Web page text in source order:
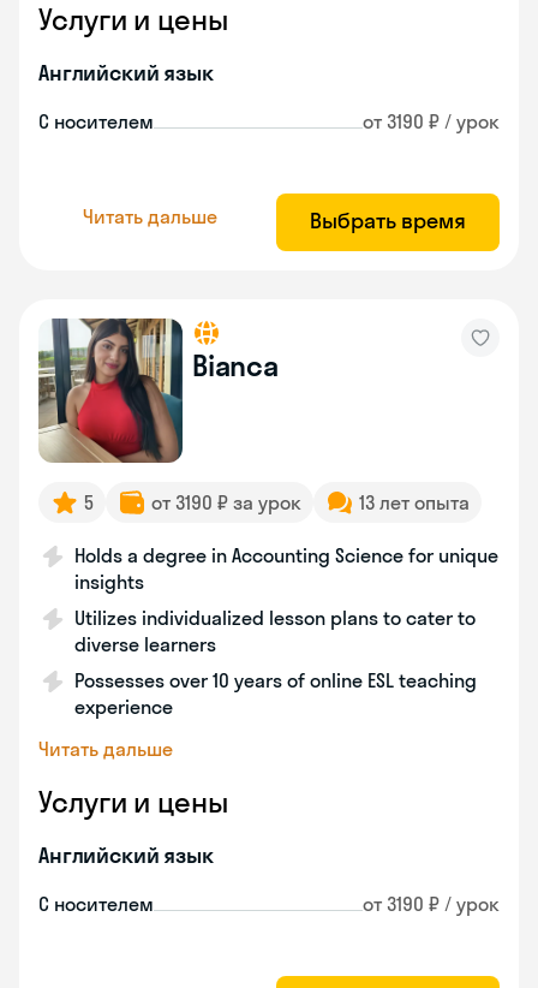
Услуги и цены
Английский язык
С носителем от 3190 ₽ / урок
Читать дальше Выбрать время
Bianca
5 от 3190 ₽ за урок 13 лет опыта
Holds a degree in Accounting Science for unique
insights
Utilizes individualized lesson plans to cater to
diverse learners
Possesses over 10 years of online ESL teaching
experience
Читать дальше
Услуги и цены
Английский язык
С носителем от 3190 ₽ / урок